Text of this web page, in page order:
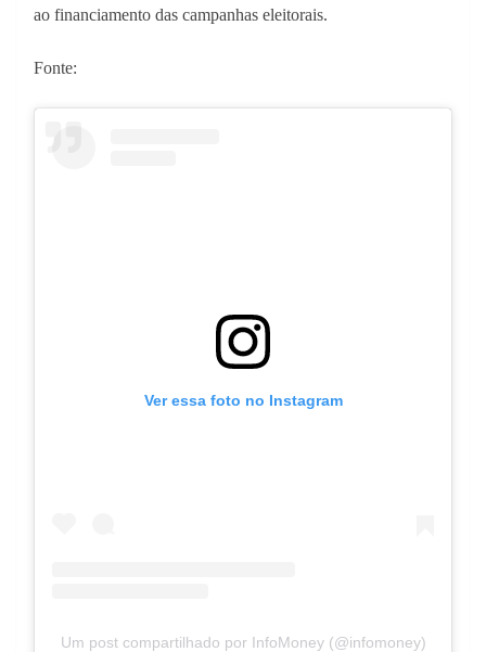
ao financiamento das campanhas eleitorais.
Fonte:
Ver essa foto no Instagram
Um post compartilhado por InfoMoney (@infomoney)